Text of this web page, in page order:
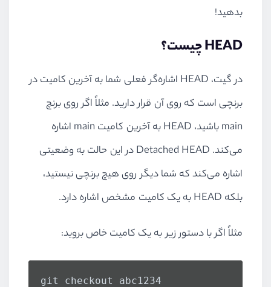
بدهید!
HEAD چیست؟
در گیت، HEAD اشاره‌گر فعلی شما به آخرین کامیت در
برنچی است که روی آن قرار دارید. مثلاً اگر روی برنچ
main باشید، HEAD به آخرین کامیت main اشاره
می‌کند. Detached HEAD در این حالت به وضعیتی
اشاره می‌کند که شما دیگر روی هیچ برنچی نیستید،
بلکه HEAD به یک کامیت مشخص اشاره دارد.
مثلاً اگر با دستور زیر به یک کامیت خاص بروید:
git checkout abc1234